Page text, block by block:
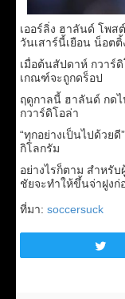
เออร์ลิ่ง ฮาลันด์ โพส
วันเสาร์นี้เยือน น็อต
เมื่อต้นสัปดาห์ กวาร์
เกณฑ์จะถูกดร็อป
ฤดูกาลนี้ ฮาลันด์ กดไ
กวาร์ดิโอล่า
“ทุกอย่างเป็นไปด้วย
กิโลกรัม
อย่างไรก็ตาม สำหรั
ชัยจะทำให้ขึ้นจ่าฝูงก่
ที่มา: soccersuck